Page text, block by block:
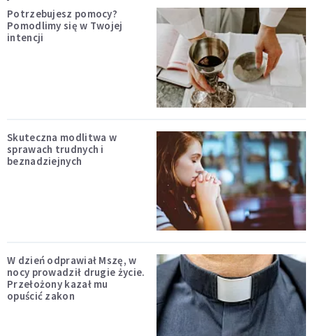
Potrzebujesz pomocy?
Pomodlimy się w Twojej
intencji
Skuteczna modlitwa w
sprawach trudnych i
beznadziejnych
W dzień odprawiał Mszę, w
nocy prowadził drugie życie.
Przełożony kazał mu
opuścić zakon